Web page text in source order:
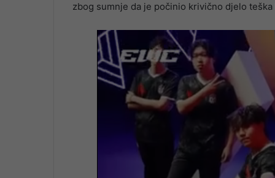
zbog sumnje da je počinio krivično djelo teška